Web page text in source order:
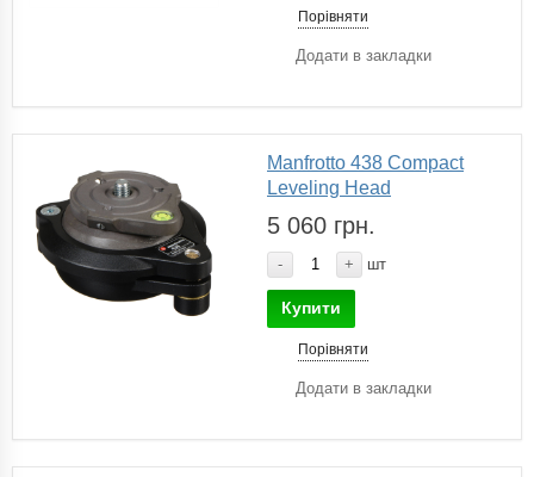
Порівняти
Додати в закладки
Manfrotto 438 Compact
Leveling Head
5 060 грн.
- + шт
Купити
Порівняти
Додати в закладки